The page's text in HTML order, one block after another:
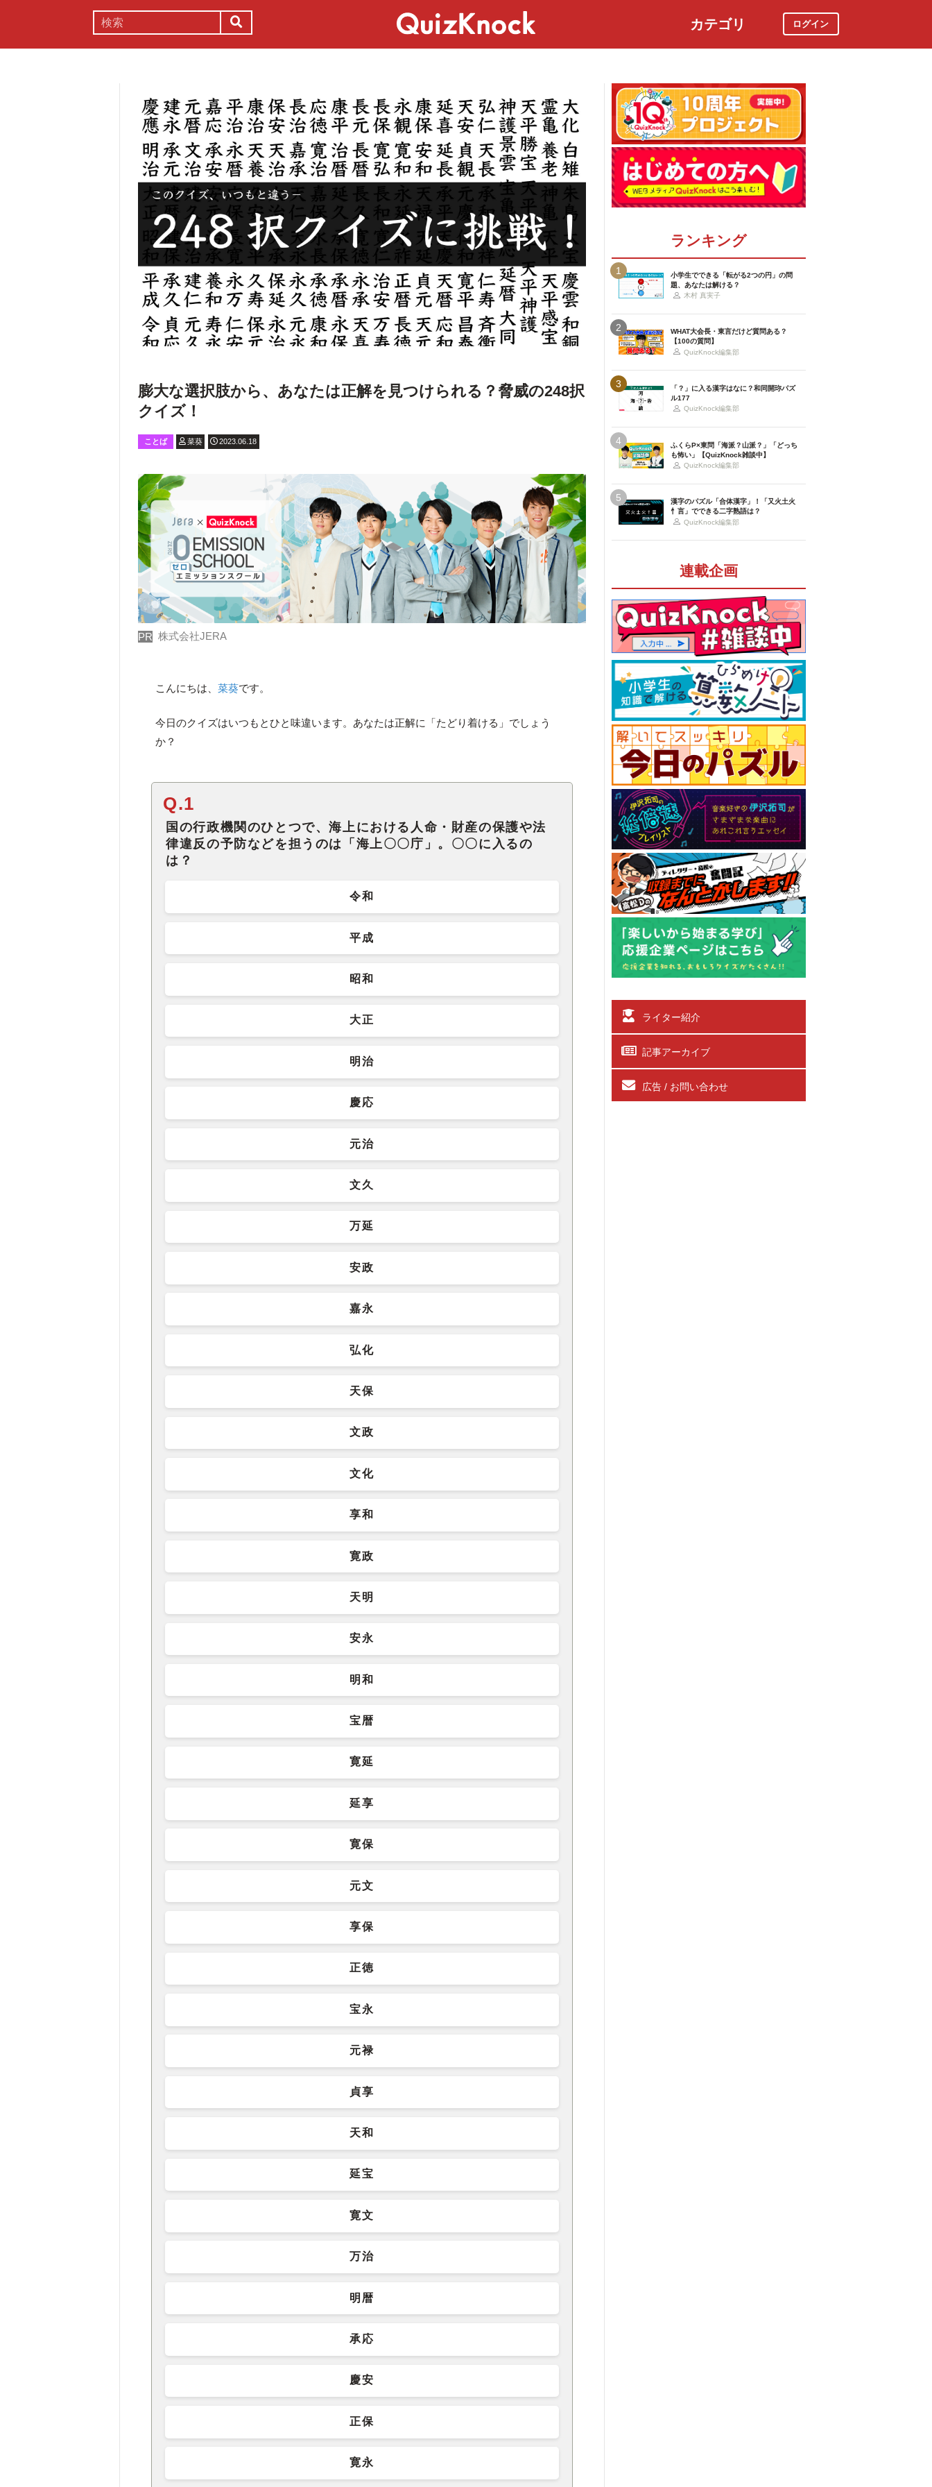
カテゴリ ログイン
膨大な選択肢から、あなたは正解を見つけられる？脅威の248択
クイズ！
ことば 菜葵 2023.06.18
PR 株式会社JERA
こんにちは、菜葵です。
今日のクイズはいつもとひと味違います。あなたは正解に「たどり着ける」でしょう
か？
Q.1
国の行政機関のひとつで、海上における人命・財産の保護や法
律違反の予防などを担うのは「海上〇〇庁」。〇〇に入るの
は？
令和
平成
昭和
大正
明治
慶応
元治
文久
万延
安政
嘉永
弘化
天保
文政
文化
享和
寛政
天明
安永
明和
宝暦
寛延
延享
寛保
元文
享保
正徳
宝永
元禄
貞享
天和
延宝
寛文
万治
明暦
承応
慶安
正保
寛永
ランキング
1
小学生でできる「転がる2つの円」の問
題、あなたは解ける？
木村 真実子
2
WHAT大会長・東言だけど質問ある？
【100の質問】
QuizKnock編集部
3
「？」に入る漢字はなに？和同開珎パズ
ル177
QuizKnock編集部
4
ふくらP×東問「海派？山派？」「どっち
も怖い」【QuizKnock雑談中】
QuizKnock編集部
5
漢字のパズル「合体漢字」！「又火土火
忄言」でできる二字熟語は？
QuizKnock編集部
連載企画
ライター紹介
記事アーカイブ
広告 / お問い合わせ